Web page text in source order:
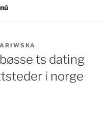
ts dating
i norge